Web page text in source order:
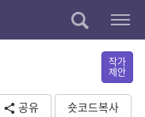
작가
제안
공유
숏코드복사